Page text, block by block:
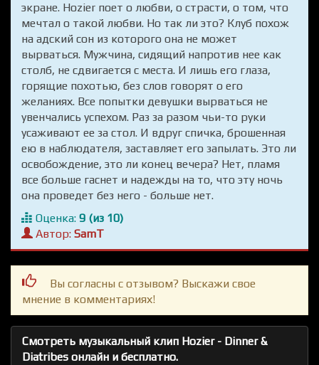
экране. Hozier поет о любви, о страсти, о том, что
мечтал о такой любви. Но так ли это? Клуб похож
на адский сон из которого она не может
вырваться. Мужчина, сидящий напротив нее как
столб, не сдвигается с места. И лишь его глаза,
горящие похотью, без слов говорят о его
желаниях. Все попытки девушки вырваться не
увенчались успехом. Раз за разом чьи-то руки
усаживают ее за стол. И вдруг спичка, брошенная
ею в наблюдателя, заставляет его запылать. Это ли
освобождение, это ли конец вечера? Нет, пламя
все больше гаснет и надежды на то, что эту ночь
она проведет без него - больше нет.
Оценка: 9 (из 10)
Автор: SamT
Вы согласны с отзывом? Выскажи свое
мнение в комментариях!
Смотреть музыкальный клип Hozier - Dinner &
Diatribes онлайн и бесплатно.